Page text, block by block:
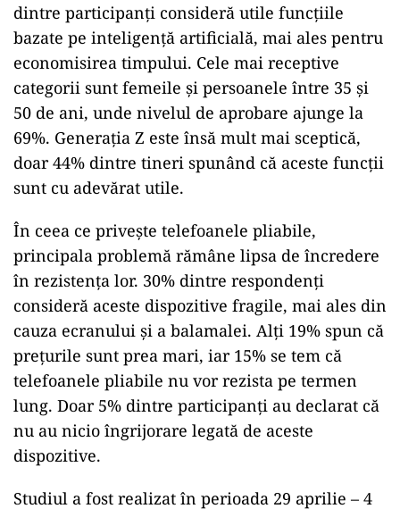
dintre participanți consideră utile funcțiile
bazate pe inteligență artificială, mai ales pentru
economisirea timpului. Cele mai receptive
categorii sunt femeile și persoanele între 35 și
50 de ani, unde nivelul de aprobare ajunge la
69%. Generația Z este însă mult mai sceptică,
doar 44% dintre tineri spunând că aceste funcții
sunt cu adevărat utile.
În ceea ce privește telefoanele pliabile,
principala problemă rămâne lipsa de încredere
în rezistența lor. 30% dintre respondenți
consideră aceste dispozitive fragile, mai ales din
cauza ecranului și a balamalei. Alți 19% spun că
prețurile sunt prea mari, iar 15% se tem că
telefoanele pliabile nu vor rezista pe termen
lung. Doar 5% dintre participanți au declarat că
nu au nicio îngrijorare legată de aceste
dispozitive.
Studiul a fost realizat în perioada 29 aprilie – 4